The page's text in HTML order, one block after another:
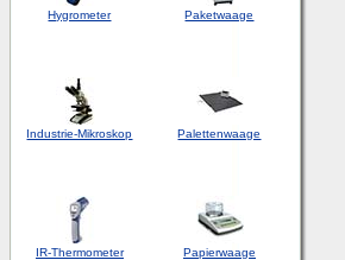
Hygrometer Paketwaage
Industrie-Mikroskop Palettenwaage
IR-Thermometer Papierwaage